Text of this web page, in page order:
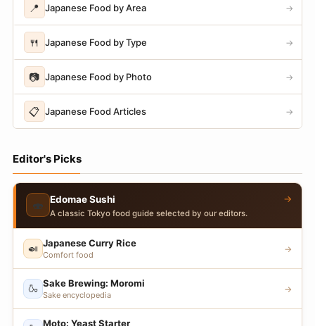
📍 Japanese Food by Area →
🍴 Japanese Food by Type →
📷 Japanese Food by Photo →
📋 Japanese Food Articles →
Editor's Picks
🍣 Edomae Sushi
A classic Tokyo food guide selected by our editors.
→
🍛 Japanese Curry Rice
Comfort food
→
🍶 Sake Brewing: Moromi
Sake encyclopedia
→
Moto: Yeast Starter